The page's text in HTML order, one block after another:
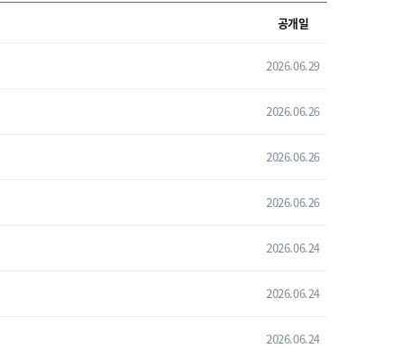
공개일
2026.06.29
2026.06.26
2026.06.26
2026.06.26
2026.06.24
2026.06.24
2026.06.24